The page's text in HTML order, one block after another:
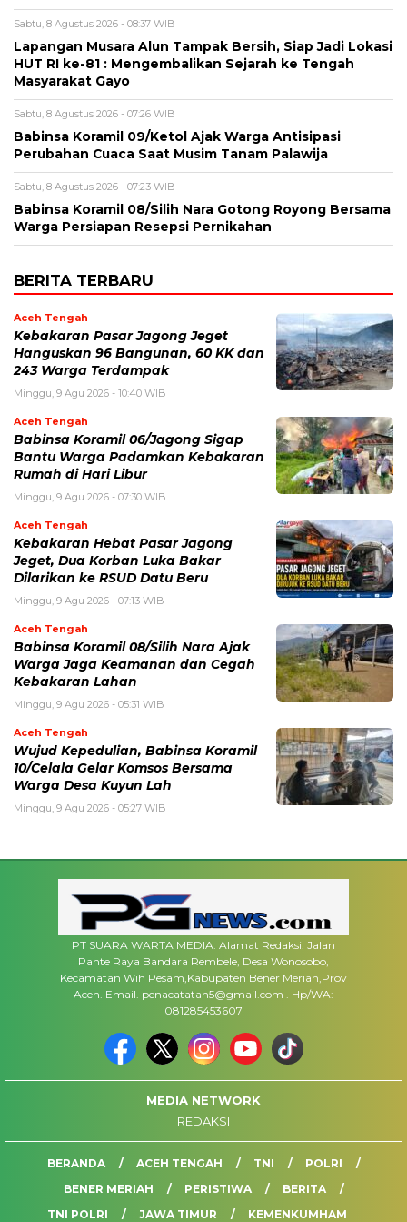
Sabtu, 8 Agustus 2026 - 08:37 WIB
Lapangan Musara Alun Tampak Bersih, Siap Jadi Lokasi
HUT RI ke-81 : Mengembalikan Sejarah ke Tengah
Masyarakat Gayo
Sabtu, 8 Agustus 2026 - 07:26 WIB
‎Babinsa Koramil 09/Ketol Ajak Warga Antisipasi
Perubahan Cuaca Saat Musim Tanam Palawija
Sabtu, 8 Agustus 2026 - 07:23 WIB
‎Babinsa Koramil 08/Silih Nara Gotong Royong Bersama
Warga Persiapan Resepsi Pernikahan
BERITA TERBARU
Aceh Tengah
‎Kebakaran Pasar Jagong Jeget
Hanguskan 96 Bangunan, 60 KK dan
243 Warga Terdampak
Minggu, 9 Agu 2026 - 10:40 WIB
Aceh Tengah
Babinsa Koramil 06/Jagong Sigap
Bantu Warga Padamkan Kebakaran
Rumah di Hari Libur
Minggu, 9 Agu 2026 - 07:30 WIB
Aceh Tengah
‎Kebakaran Hebat Pasar Jagong
Jeget, Dua Korban Luka Bakar
Dilarikan ke RSUD Datu Beru
Minggu, 9 Agu 2026 - 07:13 WIB
Aceh Tengah
‎Babinsa Koramil 08/Silih Nara Ajak
Warga Jaga Keamanan dan Cegah
Kebakaran Lahan
Minggu, 9 Agu 2026 - 05:31 WIB
Aceh Tengah
‎Wujud Kepedulian, Babinsa Koramil
10/Celala Gelar Komsos Bersama
Warga Desa Kuyun Lah
Minggu, 9 Agu 2026 - 05:27 WIB
PT SUARA WARTA MEDIA. Alamat Redaksi. Jalan
Pante Raya Bandara Rembele, Desa Wonosobo,
Kecamatan Wih Pesam,Kabupaten Bener Meriah,Prov
Aceh. Email. penacatatan5@gmail.com . Hp/WA:
081285453607
MEDIA NETWORK
REDAKSI
BERANDA ACEH TENGAH TNI
POLRI
BENER MERIAH
PERISTIWA
BERITA
TNI POLRI
JAWA TIMUR KEMENKUMHAM